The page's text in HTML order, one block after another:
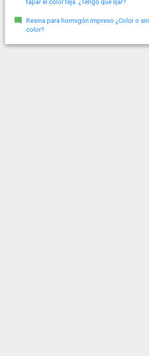
tapar el color teja. ¿Tengo que lijar?
Resina para hormigón impreso ¿Color o sin
color?